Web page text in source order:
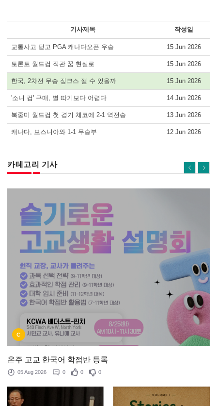
기사제목 작성일
교통사고 딛고 PGA 캐나다오픈 우승 15 Jun 2026
토론토 월드컵 직관 꿈 현실로 15 Jun 2026
한국, 2차전 무승 징크스 깰 수 있을까 15 Jun 2026
'소니 컵' 구매, 별 따기보다 어렵다 14 Jun 2026
북중미 월드컵 첫 경기 체코에 2-1 역전승 13 Jun 2026
캐나다, 보스니아와 1-1 무승부 12 Jun 2026
카테고리 기사
C
온주 고교 한국어 학점반 등록
05 Aug 2026 0 0 0